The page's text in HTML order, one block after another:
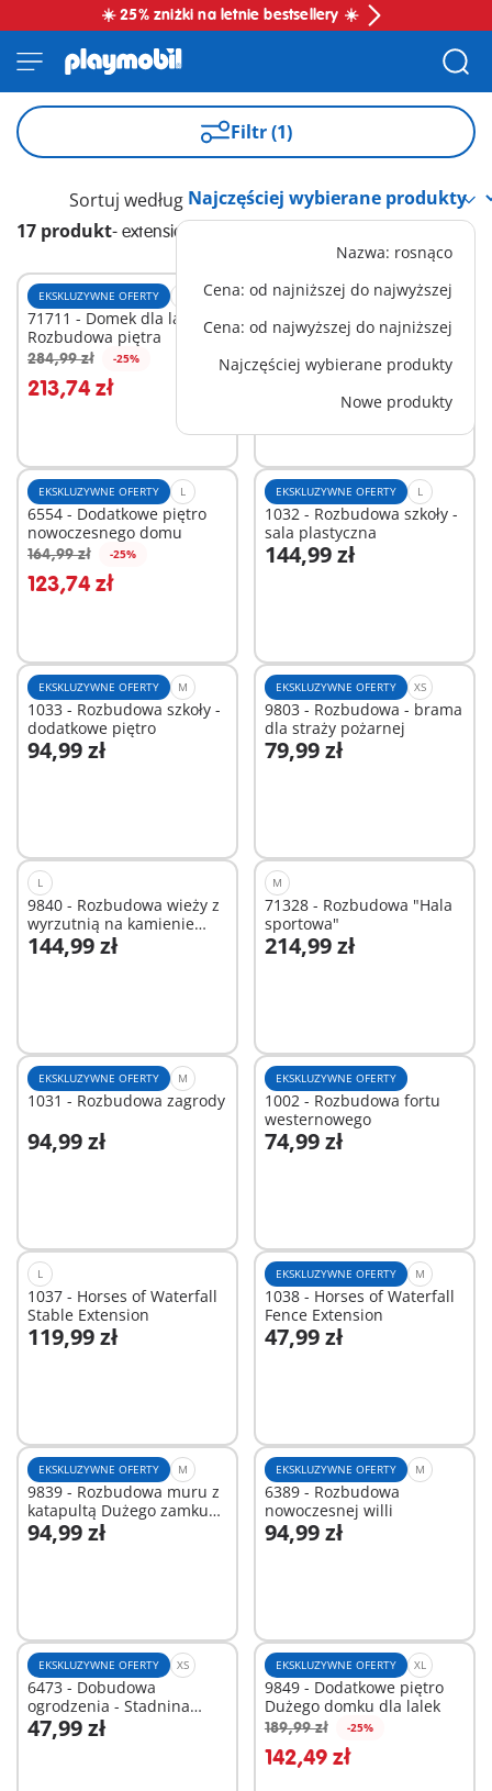
☀️ 25% zniżki na letnie bestsellery ☀️
Filtr (1)
17 produkt- extension
Sortuj według
Nazwa: rosnąco
Cena: od najniższej do najwyższej
Cena: od najwyższej do najniższej
Najczęściej wybierane produkty
Nowe produkty
EKSKLUZYWNE OFERTY
71711 - Domek dla lalek -
Rozbudowa piętra
284,99 zł -25%
213,74 zł
Dodaj do koszyka
EKSKLUZYWNE OFERTY M
1042 - Domek dla lalek -
Rozbudowa ogrodzenia
144,99 zł
Dodaj do koszyka
EKSKLUZYWNE OFERTY L
6554 - Dodatkowe piętro
nowoczesnego domu
164,99 zł -25%
123,74 zł
Dodaj do koszyka
EKSKLUZYWNE OFERTY L
1032 - Rozbudowa szkoły -
sala plastyczna
144,99 zł
Dodaj do koszyka
EKSKLUZYWNE OFERTY M
1033 - Rozbudowa szkoły -
dodatkowe piętro
94,99 zł
Dodaj do koszyka
EKSKLUZYWNE OFERTY XS
9803 - Rozbudowa - brama
dla straży pożarnej
79,99 zł
Dodaj do koszyka
L
9840 - Rozbudowa wieży z
wyrzutnią na kamienie
Dużego zamku Novelmore
144,99 zł
Dodaj do koszyka
M
71328 - Rozbudowa "Hala
sportowa"
214,99 zł
Dodaj do koszyka
EKSKLUZYWNE OFERTY M
1031 - Rozbudowa zagrody
94,99 zł
Dodaj do koszyka
EKSKLUZYWNE OFERTY
1002 - Rozbudowa fortu
westernowego
74,99 zł
Dodaj do koszyka
L
1037 - Horses of Waterfall
Stable Extension
119,99 zł
Dodaj do koszyka
EKSKLUZYWNE OFERTY M
1038 - Horses of Waterfall
Fence Extension
47,99 zł
Dodaj do koszyka
EKSKLUZYWNE OFERTY M
9839 - Rozbudowa muru z
katapultą Dużego zamku
Novelmore
94,99 zł
Dodaj do koszyka
EKSKLUZYWNE OFERTY M
6389 - Rozbudowa
nowoczesnej willi
94,99 zł
Dodaj do koszyka
EKSKLUZYWNE OFERTY XS
6473 - Dobudowa
ogrodzenia - Stadnina
kucyków
47,99 zł
EKSKLUZYWNE OFERTY XL
9849 - Dodatkowe piętro
Dużego domku dla lalek
189,99 zł -25%
142,49 zł
Dodaj do koszyka